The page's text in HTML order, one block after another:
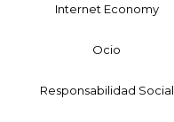
Internet Economy
Ocio
Responsabilidad Social